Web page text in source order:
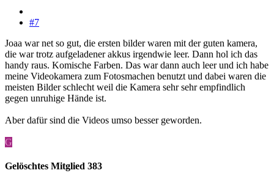
#7
Joaa war net so gut, die ersten bilder waren mit der guten kamera,
die war trotz aufgeladener akkus irgendwie leer. Dann hol ich das
handy raus. Komische Farben. Das war dann auch leer und ich habe
meine Videokamera zum Fotosmachen benutzt und dabei waren die
meisten Bilder schlecht weil die Kamera sehr sehr empfindlich
gegen unruhige Hände ist.
Aber dafür sind die Videos umso besser geworden.
G
Gelöschtes Mitglied 383